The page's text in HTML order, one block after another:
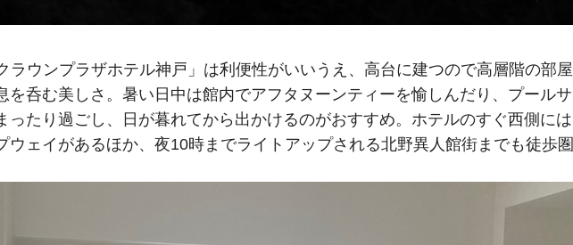
ラウンプラザホテル神戸」は利便性がいいうえ、高台に建つので高層階の部屋
を呑む美しさ。暑い日中は館内でアフタヌーンティーを愉しんだり、プールサ
ったり過ごし、日が暮れてから出かけるのがおすすめ。ホテルのすぐ西側には
ウェイがあるほか、夜10時までライトアップされる北野異人館街までも徒歩圏